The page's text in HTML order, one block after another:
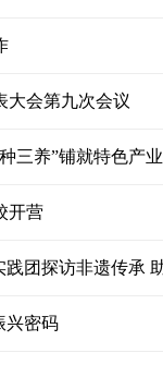
大会第九次会议
三养”铺就特色产
开营
团探访非遗传承
兴密码